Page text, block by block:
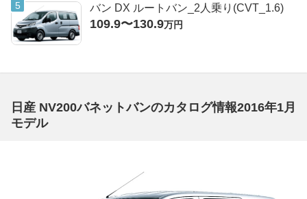
バン DX ルートバン_2人乗り(CVT_1.6)
109.9〜130.9万円
日産 NV200バネットバンのカタログ情報2016年1月
モデル